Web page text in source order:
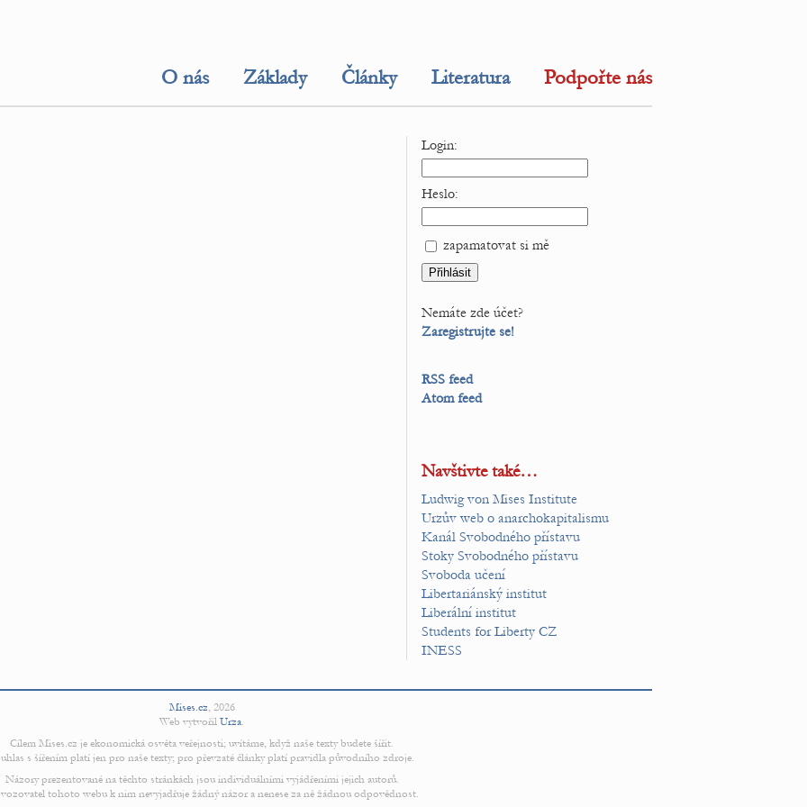
O nás Základy Články Literatura Podpořte nás
Login:
Heslo:
zapamatovat si mě
Nemáte zde účet?
Zaregistrujte se!
RSS feed
Atom feed
Navštivte také…
Ludwig von Mises Institute
Urzův web o anarchokapitalismu
Kanál Svobodného přístavu
Stoky Svobodného přístavu
Svoboda učení
Libertariánský institut
Liberální institut
Students for Liberty CZ
INESS
Mises.cz, 2026
Web vytvořil Urza.
Cílem Mises.cz je ekonomická osvěta veřejnosti; uvítáme, když naše texty budete šířit.
s šířením platí jen pro naše texty; pro převzaté články platí pravidla původního zdroje.
Názory prezentované na těchto stránkách jsou individuálními vyjádřeními jejich autorů.
tohoto webu k nim nevyjadřuje žádný názor a nenese za ně žádnou odpovědnost.